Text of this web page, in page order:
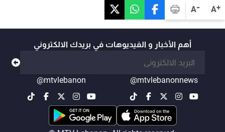
A+
A-
أهم الأخبار و الفيديوهات في بريدك الالكتروني
@mtvlebanonnews
@mtvlebanon